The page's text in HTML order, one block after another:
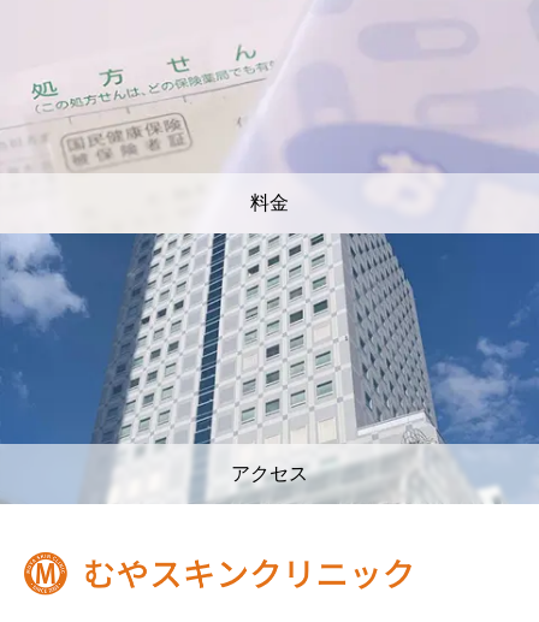
料金
アクセス